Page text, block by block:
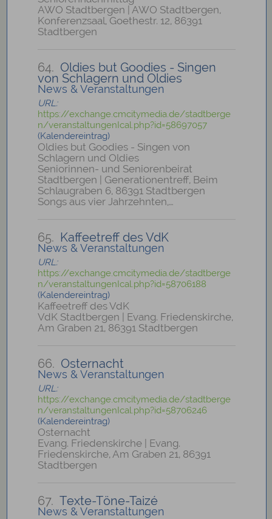
AWO Stadtbergen | AWO Stadtbergen,
Konferenzsaal, Goethestr. 12, 86391
Stadtbergen
64. Oldies but Goodies - Singen
von Schlagern und Oldies
News & Veranstaltungen
URL:
https://exchange.cmcitymedia.de/stadtberge
n/veranstaltungenIcal.php?id=58697057
(Kalendereintrag)
Oldies but Goodies - Singen von
Schlagern und Oldies
Seniorinnen- und Seniorenbeirat
Stadtbergen | Generationentreff, Beim
Schlaugraben 6, 86391 Stadtbergen
Songs aus vier Jahrzehnten,…
65. Kaffeetreff des VdK
News & Veranstaltungen
URL:
https://exchange.cmcitymedia.de/stadtberge
n/veranstaltungenIcal.php?id=58706188
(Kalendereintrag)
Kaffeetreff des VdK
VdK Stadtbergen | Evang. Friedenskirche,
Am Graben 21, 86391 Stadtbergen
66. Osternacht
News & Veranstaltungen
URL:
https://exchange.cmcitymedia.de/stadtberge
n/veranstaltungenIcal.php?id=58706246
(Kalendereintrag)
Osternacht
Evang. Friedenskirche | Evang.
Friedenskirche, Am Graben 21, 86391
Stadtbergen
67. Texte-Töne-Taizé
News & Veranstaltungen